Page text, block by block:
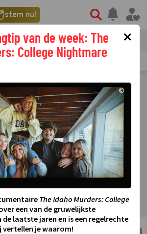
stem nu!
streaming nieuws
PRIMETIME GEMIST
×
van de week: The
College Nightmare
©
The Idaho Murders: College
een van de gruwelijkste
laatste jaren en is een regelrechte
vertellen je waarom!